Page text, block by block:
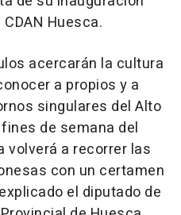
Huesca.
acercarán la cultura
a propios y a
singulares del Alto
de semana del
volverá a recorrer las
con un certamen
el diputado de